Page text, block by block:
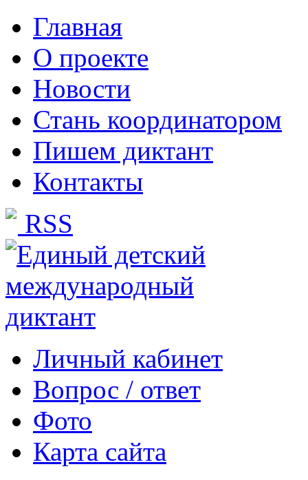
Главная
О проекте
Новости
Стань координатором
Пишем диктант
Контакты
RSS
Личный кабинет
Вопрос / ответ
Фото
Карта сайта